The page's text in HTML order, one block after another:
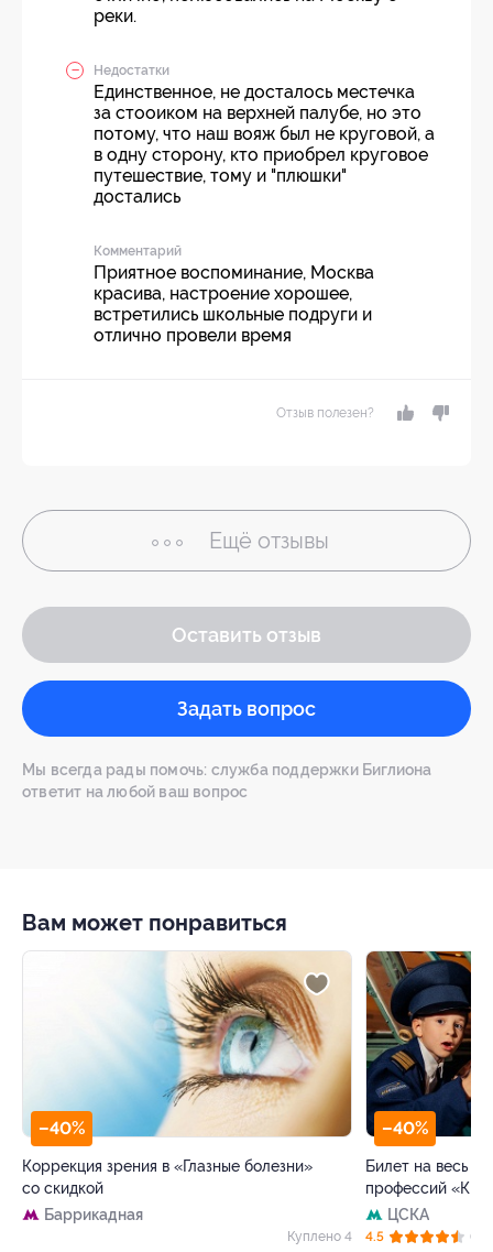
реки.
Недостатки
Единственное, не досталось местечка
за стооиком на верхней палубе, но это
потому, что наш вояж был не круговой, а
в одну сторону, кто приобрел круговое
путешествие, тому и "плюшки"
достались
Комментарий
Приятное воспоминание, Москва
красива, настроение хорошее,
встретились школьные подруги и
отлично провели время
Отзыв полезен?
Ещё отзывы
Оставить отзыв
Задать вопрос
Мы всегда рады помочь: служба поддержки Биглиона
ответит на любой ваш вопрос
Вам может понравиться
–40%
Коррекция зрения в «Глазные болезни»
со скидкой
Баррикадная
Куплено 4
–40%
Билет на весь
профессий
ЦСКА
4.5 (63)